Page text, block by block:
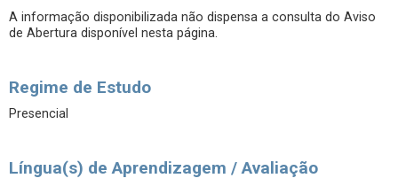
A informação disponibilizada não dispensa a consulta do Aviso
de Abertura disponível nesta página.
Regime de Estudo
Presencial
Língua(s) de Aprendizagem / Avaliação